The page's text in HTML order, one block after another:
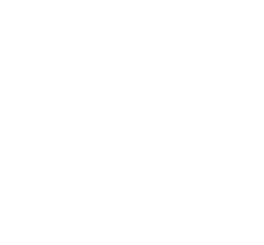
Ethernet -adapteri, 5-pack